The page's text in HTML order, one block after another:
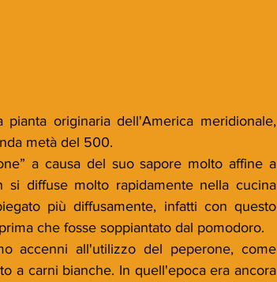
originaria dell'America meridionale,
metà del 500.
a causa del suo sapore molto affine a
diffuse molto rapidamente nella cucina
più diffusamente, infatti con questo
che fosse soppiantato dal pomodoro.
accenni all'utilizzo del peperone, come
a carni bianche. In quell'epoca era ancora